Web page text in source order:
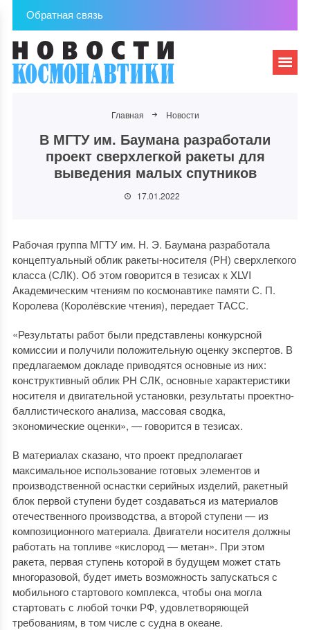
Обратная связь
Главная Новости
В МГТУ им. Баумана разработали
проект сверхлегкой ракеты для
выведения малых спутников
17.01.2022
Рабочая группа МГТУ им. Н. Э. Баумана разработала
концептуальный облик ракеты-носителя (РН) сверхлегкого
класса (СЛК). Об этом говорится в тезисах к XLVI
Академическим чтениям по космонавтике памяти С. П.
Королева (Королёвские чтения), передает ТАСС.
«Результаты работ были представлены конкурсной
комиссии и получили положительную оценку экспертов. В
предлагаемом докладе приводятся основные из них:
конструктивный облик РН СЛК, основные характеристики
носителя и двигательной установки, результаты проектно-
баллистического анализа, массовая сводка,
экономические оценки», — говорится в тезисах.
В материалах сказано, что проект предполагает
максимальное использование готовых элементов и
производственной оснастки серийных изделий, ракетный
блок первой ступени будет создаваться из материалов
отечественного производства, а второй ступени — из
композиционного материала. Двигатели носителя должны
работать на топливе «кислород — метан». При этом
ракета, первая ступень которой в будущем может стать
многоразовой, будет иметь возможность запускаться с
мобильного стартового комплекса, чтобы она могла
стартовать с любой точки РФ, удовлетворяющей
требованиям, в том числе с судна в океане.